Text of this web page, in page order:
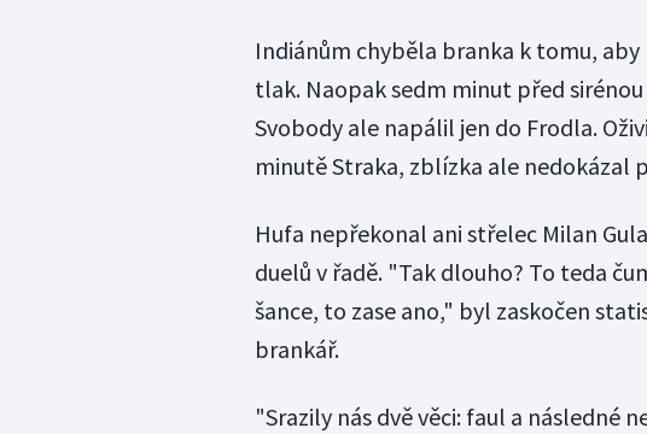
Indiánům chyběla branka k tomu,
tlak. Naopak sedm minut před
Svobody ale napálil jen do Frodla.
minutě Straka, zblízka ale nedokázal
Hufa nepřekonal ani střelec Milan
duelů v řadě. "Tak dlouho? To teda
šance, to zase ano," byl zaskočen
brankář.
"Srazily nás dvě věci: faul a následné